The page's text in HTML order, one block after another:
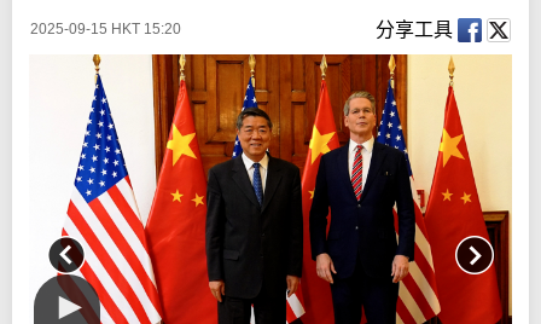
2025-09-15 HKT 15:20 分享工具